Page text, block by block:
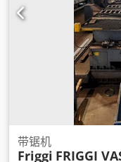
带锯机
Friggi FRIGGI